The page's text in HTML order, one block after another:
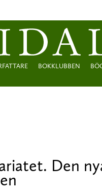
BOKKLUBBEN
Den